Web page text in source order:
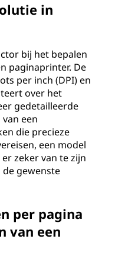
in
bij het bepalen
paginaprinter. De
per inch (DPI) en
over het
gedetailleerde
een
die precieze
een model
zeker van te zijn
gewenste
per pagina
van een